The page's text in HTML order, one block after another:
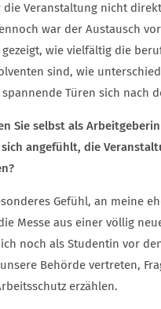
die Veranstaltung nicht
war der Austausch
wie vielfältig die
sind, wie
Türen sich nach
Sie selbst als
angefühlt, die
Gefühl, an meine
Messe aus einer völlig
noch als Studentin vor
Behörde vertreten,
erzählen.